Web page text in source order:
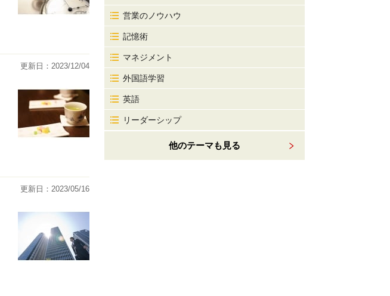
更新日：2023/12/04
更新日：2023/05/16
営業のノウハウ
記憶術
マネジメント
外国語学習
英語
リーダーシップ
他のテーマも見る